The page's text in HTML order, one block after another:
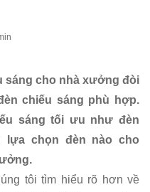
sáng cho nhà xưởng đòi
chiếu sáng phù hợp.
sáng tối ưu như đèn
lựa chọn đèn nào cho
tôi tìm hiểu rõ hơn về